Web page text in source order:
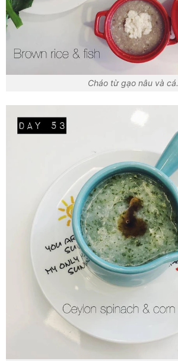
Cháo từ gạo nâu và cá.